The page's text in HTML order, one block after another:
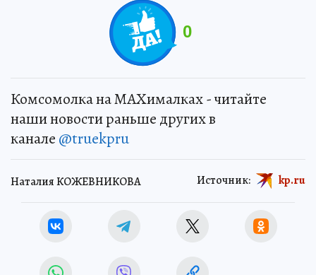
0
Комсомолка на MAXималках - читайте
наши новости раньше других в
канале @truekpru
Наталия КОЖЕВНИКОВА Источник: kp.ru